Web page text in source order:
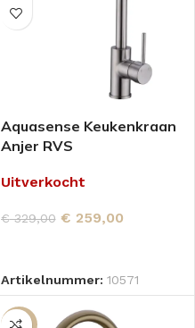
Aquasense Keukenkraan
Anjer RVS
Uitverkocht
€329,00 € 259,00
Artikelnummer: 10571
-21%